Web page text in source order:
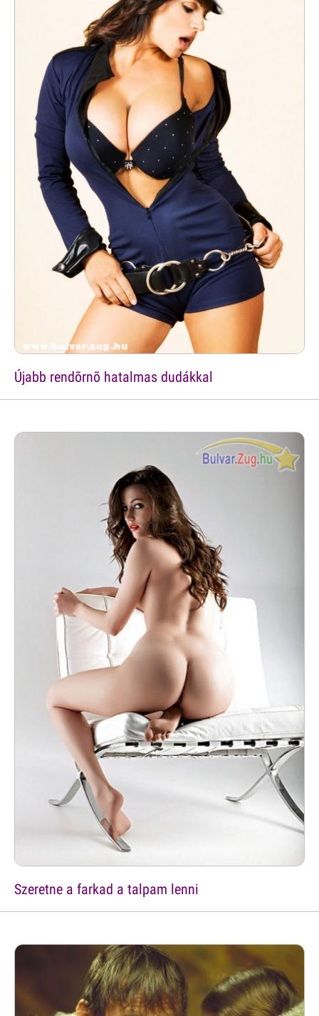
Újabb rendõrnõ hatalmas dudákkal
Szeretne a farkad a talpam lenni